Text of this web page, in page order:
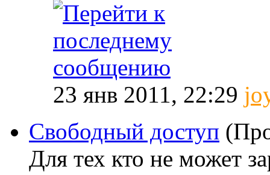
23 янв 2011, 22:29
Свободный доступ
Для тех кто не может